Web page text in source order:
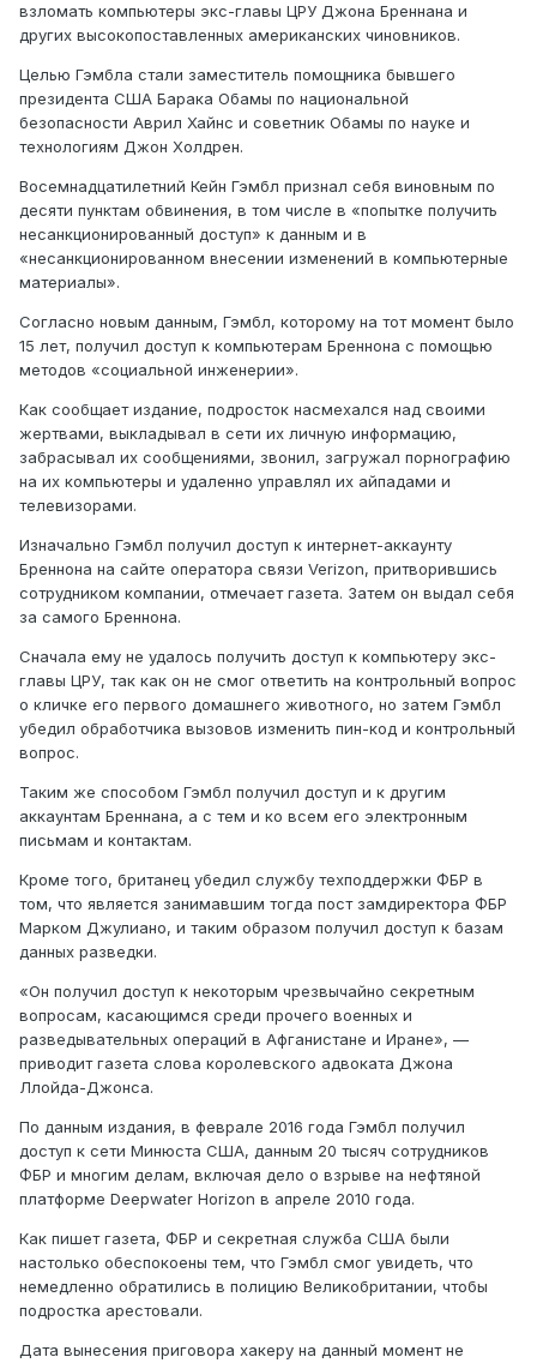
взломать компьютеры экс-главы ЦРУ Джона Бреннана и
других высокопоставленных американских чиновников.
Целью Гэмбла стали заместитель помощника бывшего
президента США Барака Обамы по национальной
безопасности Аврил Хайнс и советник Обамы по науке и
технологиям Джон Холдрен.
Восемнадцатилетний Кейн Гэмбл признал себя виновным по
десяти пунктам обвинения, в том числе в «попытке получить
несанкционированный доступ» к данным и в
«несанкционированном внесении изменений в компьютерные
материалы».
Согласно новым данным, Гэмбл, которому на тот момент было
15 лет, получил доступ к компьютерам Бреннона с помощью
методов «социальной инженерии».
Как сообщает издание, подросток насмехался над своими
жертвами, выкладывал в сети их личную информацию,
забрасывал их сообщениями, звонил, загружал порнографию
на их компьютеры и удаленно управлял их айпадами и
телевизорами.
Изначально Гэмбл получил доступ к интернет-аккаунту
Бреннона на сайте оператора связи Verizon, притворившись
сотрудником компании, отмечает газета. Затем он выдал себя
за самого Бреннона.
Сначала ему не удалось получить доступ к компьютеру экс-
главы ЦРУ, так как он не смог ответить на контрольный вопрос
о кличке его первого домашнего животного, но затем Гэмбл
убедил обработчика вызовов изменить пин-код и контрольный
вопрос.
Таким же способом Гэмбл получил доступ и к другим
аккаунтам Бреннана, а с тем и ко всем его электронным
письмам и контактам.
Кроме того, британец убедил службу техподдержки ФБР в
том, что является занимавшим тогда пост замдиректора ФБР
Марком Джулиано, и таким образом получил доступ к базам
данных разведки.
«Он получил доступ к некоторым чрезвычайно секретным
вопросам, касающимся среди прочего военных и
разведывательных операций в Афганистане и Иране», —
приводит газета слова королевского адвоката Джона
Ллойда-Джонса.
По данным издания, в феврале 2016 года Гэмбл получил
доступ к сети Минюста США, данным 20 тысяч сотрудников
ФБР и многим делам, включая дело о взрыве на нефтяной
платформе Deepwater Horizon в апреле 2010 года.
Как пишет газета, ФБР и секретная служба США были
настолько обеспокоены тем, что Гэмбл смог увидеть, что
немедленно обратились в полицию Великобритании, чтобы
подростка арестовали.
Дата вынесения приговора хакеру на данный момент не